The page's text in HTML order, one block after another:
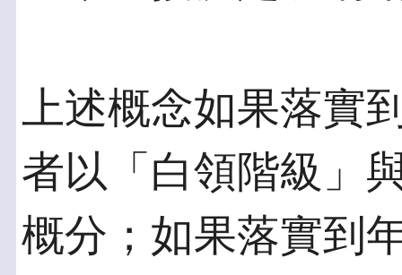
上述概念如果落實
者以「白領階級」
概分；如果落實到